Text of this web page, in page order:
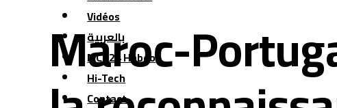
Vidéos
بالعربية
MCG24 Hebdo
Hi-Tech
Contact
Maroc-